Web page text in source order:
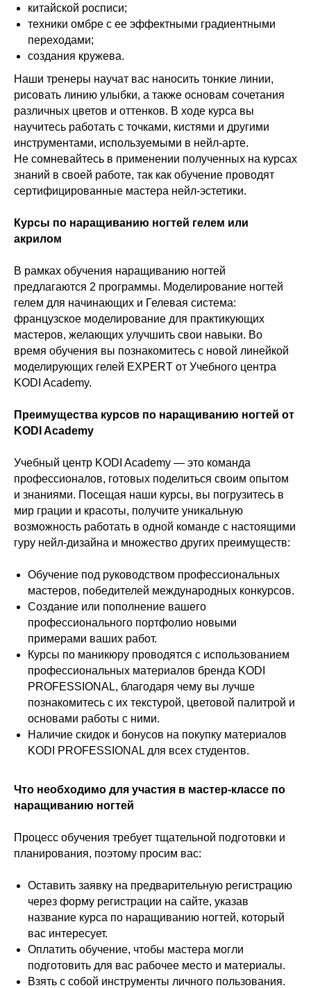
китайской росписи;
техники омбре с ее эффектными градиентными
переходами;
создания кружева.
Наши тренеры научат вас наносить тонкие линии,
рисовать линию улыбки, а также основам сочетания
различных цветов и оттенков. В ходе курса вы
научитесь работать с точками, кистями и другими
инструментами, используемыми в нейл-арте.
Не сомневайтесь в применении полученных на курсах
знаний в своей работе, так как обучение проводят
сертифицированные мастера нейл-эстетики.
Курсы по наращиванию ногтей гелем или
акрилом
В рамках обучения наращиванию ногтей
предлагаются 2 программы. Моделирование ногтей
гелем для начинающих и Гелевая система:
французское моделирование для практикующих
мастеров, желающих улучшить свои навыки. Во
время обучения вы познакомитесь с новой линейкой
моделирующих гелей EXPERT от Учебного центра
KODI Academy.
Преимущества курсов по наращиванию ногтей от
KODI Academy
Учебный центр KODI Academy — это команда
профессионалов, готовых поделиться своим опытом
и знаниями. Посещая наши курсы, вы погрузитесь в
мир грации и красоты, получите уникальную
возможность работать в одной команде с настоящими
гуру нейл-дизайна и множество других преимуществ:
Обучение под руководством профессиональных
мастеров, победителей международных конкурсов.
Создание или пополнение вашего
профессионального портфолио новыми
примерами ваших работ.
Курсы по маникюру проводятся с использованием
профессиональных материалов бренда KODI
PROFESSIONAL, благодаря чему вы лучше
познакомитесь с их текстурой, цветовой палитрой и
основами работы с ними.
Наличие скидок и бонусов на покупку материалов
KODI PROFESSIONAL для всех студентов.
Что необходимо для участия в мастер-классе по
наращиванию ногтей
Процесс обучения требует тщательной подготовки и
планирования, поэтому просим вас:
Оставить заявку на предварительную регистрацию
через форму регистрации на сайте, указав
название курса по наращиванию ногтей, который
вас интересует.
Оплатить обучение, чтобы мастера могли
подготовить для вас рабочее место и материалы.
Взять с собой инструменты личного пользования.